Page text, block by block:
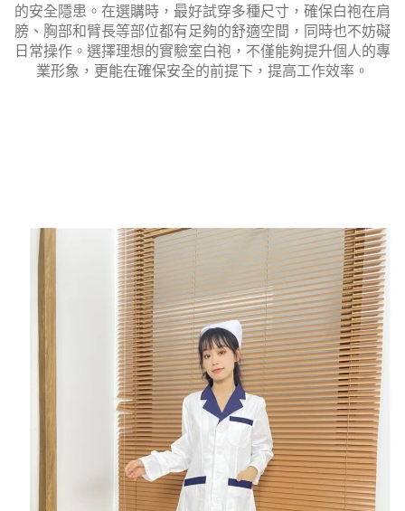
的安全隱患。在選購時，最好試穿多種尺寸，確保白袍在肩
膀、胸部和臂長等部位都有足夠的舒適空間，同時也不妨礙
日常操作。選擇理想的實驗室白袍，不僅能夠提升個人的專
業形象，更能在確保安全的前提下，提高工作效率。